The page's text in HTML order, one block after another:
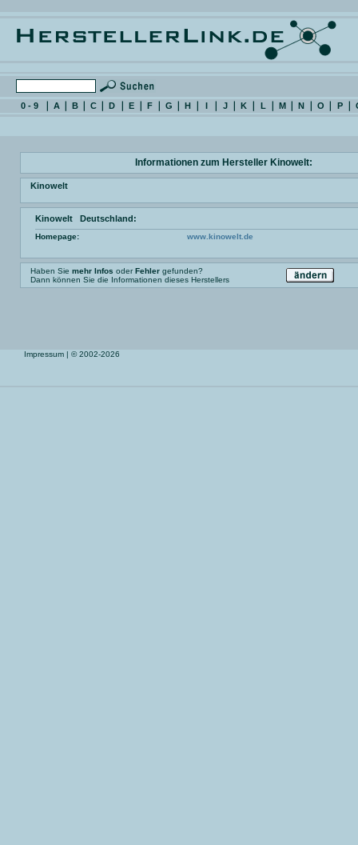
0 - 9 A B C D E F G H I J K L M N O P
Informationen zum Hersteller Kinowelt:
Kinowelt
Kinowelt Deutschland:
Homepage: www.kinowelt.de
Haben Sie mehr Infos oderFehler gefunden?
Dann können Sie die Informationen dieses Herstellers
Impressum | © 2002-2026